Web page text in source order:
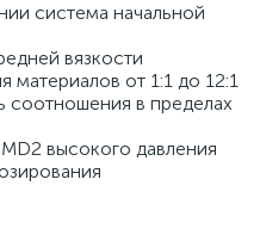
система начальной
вязкости
материалов от 1:1 до 12:1
соотношения в пределах
высокого давления